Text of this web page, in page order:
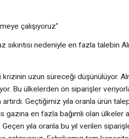
çalışıyoruz"
sıkıntısı nedeniyle en fazla talebin
uzun süreceği düşünülüyor.
Bu ülkelerden ön siparişler
Geçtiğimiz yıla oranla ürün
gazına en fazla bağımlı olan ülkeler
yıla oranla bu yıl verilen